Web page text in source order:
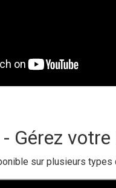
Gérez
sur plusieurs